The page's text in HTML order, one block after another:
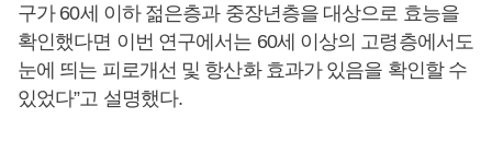
구가 60세 이하 젊은층과 중장년층을 대상으로 효능을
확인했다면 이번 연구에서는 60세 이상의 고령층에서도
눈에 띄는 피로개선 및 항산화 효과가 있음을 확인할 수
있었다”고 설명했다.